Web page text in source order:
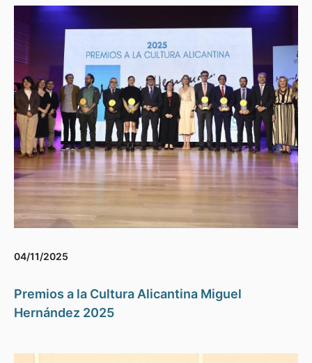
04/11/2025
Premios a la Cultura Alicantina Miguel
Hernández 2025